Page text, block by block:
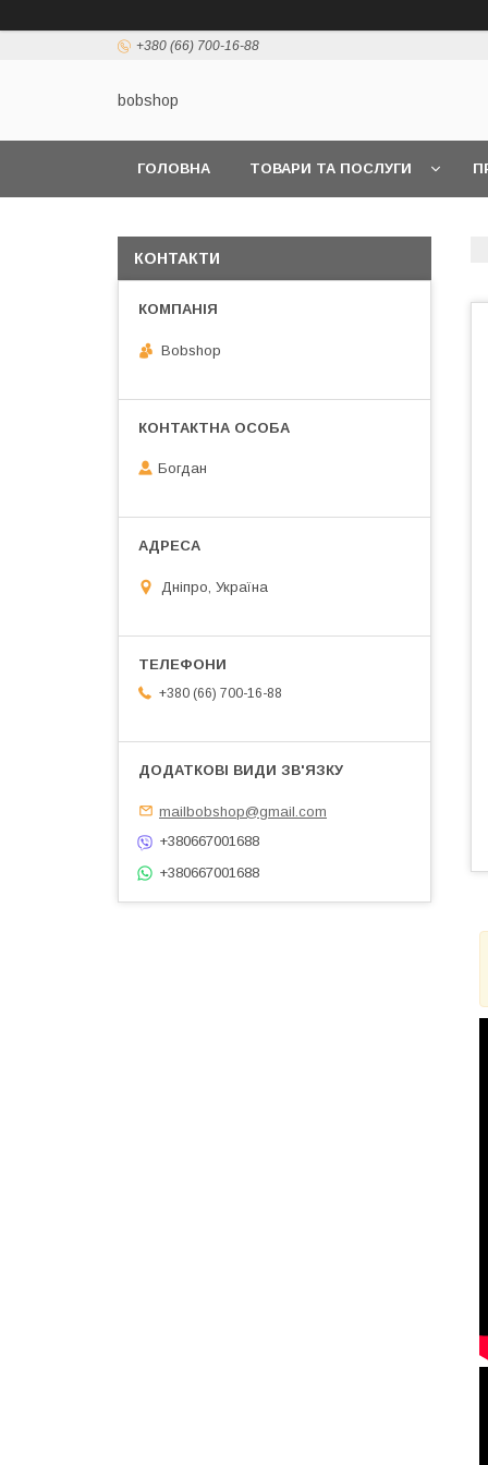
+380 (66) 700-16-88
bobshop
ГОЛОВНА ТОВАРИ ТА ПОСЛУГИ
КОНТАКТИ
Bobshop
Богдан
Дніпро, Україна
+380 (66) 700-16-88
mailbobshop@gmail.com
+380667001688
+380667001688